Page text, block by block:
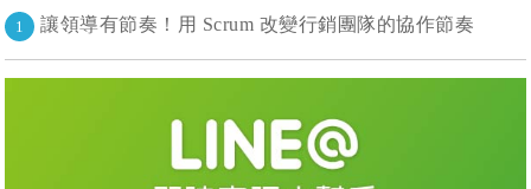
1 讓領導有節奏！用 Scrum 改變行銷團隊的協作節奏